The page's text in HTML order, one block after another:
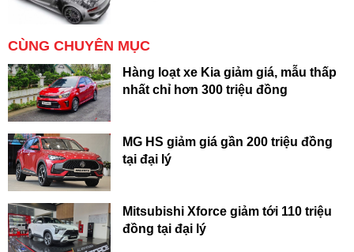
CÙNG CHUYÊN MỤC
Hàng loạt xe Kia giảm giá, mẫu thấp
nhất chỉ hơn 300 triệu đồng
MG HS giảm giá gần 200 triệu đồng
tại đại lý
Mitsubishi Xforce giảm tới 110 triệu
đồng tại đại lý